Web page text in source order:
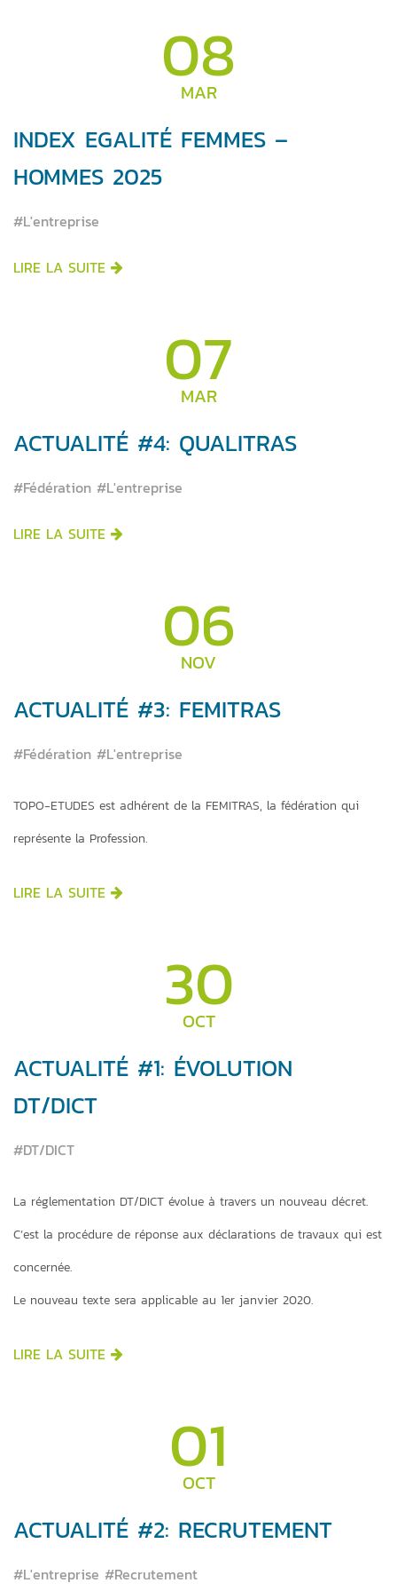
08
MAR
INDEX EGALITÉ FEMMES –
HOMMES 2025
#L'entreprise
LIRE LA SUITE
07
MAR
ACTUALITÉ #4: QUALITRAS
#Fédération #L'entreprise
LIRE LA SUITE
06
NOV
ACTUALITÉ #3: FEMITRAS
#Fédération #L'entreprise
TOPO-ETUDES est adhérent de la FEMITRAS, la fédération qui
représente la Profession.
LIRE LA SUITE
30
OCT
ACTUALITÉ #1: ÉVOLUTION
DT/DICT
#DT/DICT
La réglementation DT/DICT évolue à travers un nouveau décret.
C’est la procédure de réponse aux déclarations de travaux qui est
concernée.
Le nouveau texte sera applicable au 1er janvier 2020.
LIRE LA SUITE
01
OCT
ACTUALITÉ #2: RECRUTEMENT
#L'entreprise #Recrutement